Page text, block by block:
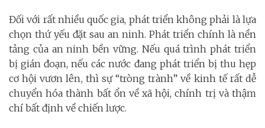
Đối với rất nhiều quốc gia, phát triển không phải là lựa
chọn thứ yếu đặt sau an ninh. Phát triển chính là nền
tảng của an ninh bền vững. Nếu quá trình phát triển
bị gián đoạn, nếu các nước đang phát triển bị thu hẹp
cơ hội vươn lên, thì sự “tròng trành” về kinh tế rất dễ
chuyển hóa thành bất ổn về xã hội, chính trị và thậm
chí bất định về chiến lược.